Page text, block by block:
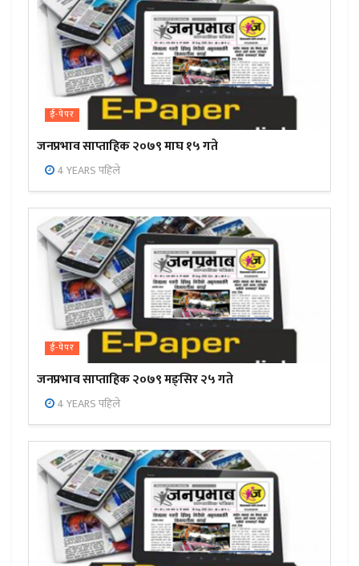
ई-पेपर
जनप्रभाव साप्ताहिक २०७९ माघ १५ गते
4 YEARS पहिले
ई-पेपर
जनप्रभाव साप्ताहिक २०७९ मङ्सिर २५ गते
4 YEARS पहिले